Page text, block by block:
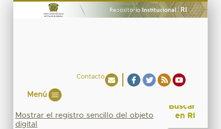
Contacto
Menú
Mostrar el registro sencillo del objeto
digital
Buscar
en RI